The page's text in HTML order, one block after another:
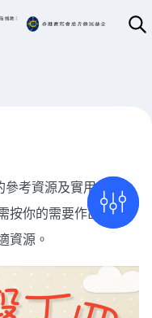
考資源及實用套材，
按你的需要作出篩選，
資源。